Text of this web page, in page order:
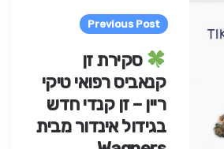
Previous Post
סקירת זן
קנאביס רפואי טיקי
ריין – זן קנדי חדש
בגידול אינדור מבית